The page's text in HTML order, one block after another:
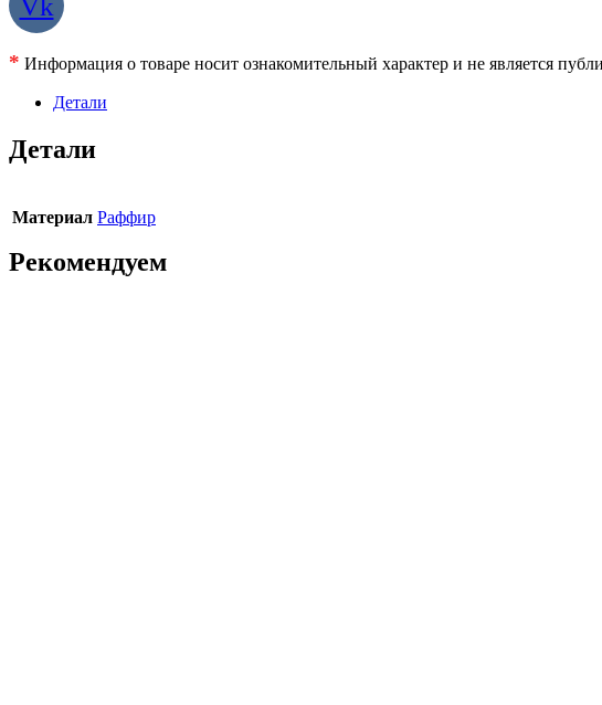
* Информация о товаре носит ознакомительный характер и не является
Детали
Детали
Материал Раффир
Рекомендуем